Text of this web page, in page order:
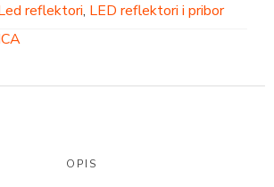
reflektori, LED reflektori i pribor
OPIS